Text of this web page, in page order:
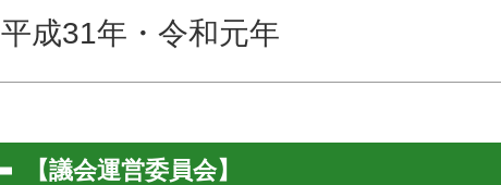
平成31年・令和元年
【議会運営委員会】